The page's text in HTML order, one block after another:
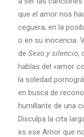
que el amor nos
ceguera; en la
o en su inocencia.
de Sexo y silencio,
hablas del «amor
la soledad
en busca de
humillante de una
Disculpa la cita
es ese Amor que